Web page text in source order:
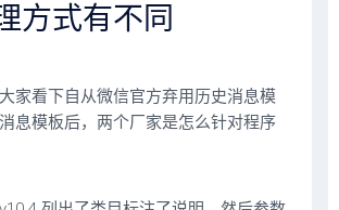
方式有不同
家看下自从微信官方弃用历史消息模
息模板后，两个厂家是怎么针对程序